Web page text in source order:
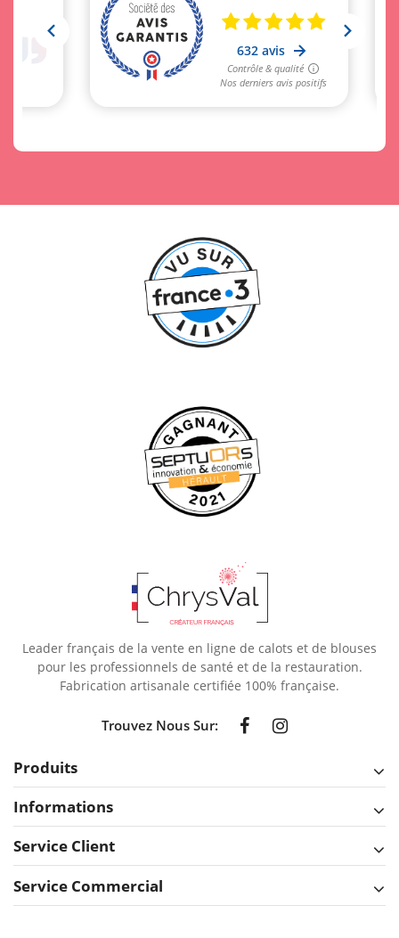
Leader français de la vente en ligne de calots et de blouses
pour les professionnels de santé et de la restauration.
Fabrication artisanale certifiée 100% française.
Trouvez Nous Sur:
Produits
Informations
Service Client
Service Commercial